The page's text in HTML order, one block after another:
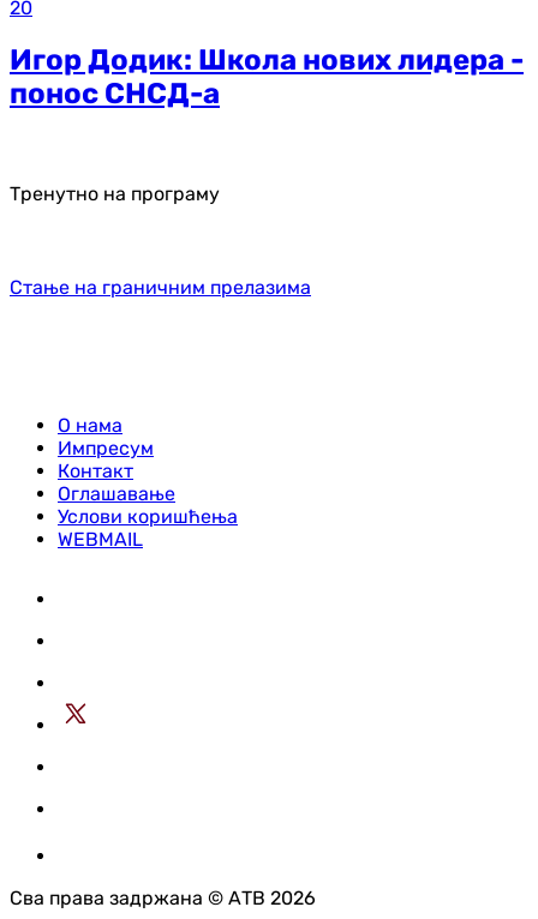
20
Игор Додик: Школа нових лидера -
понос СНСД-а
Тренутно на програму
Стање на граничним прелазима
О нама
Импресум
Контакт
Оглашавање
Услови коришћења
WEBMAIL
Сва права задржана © АТВ 2026